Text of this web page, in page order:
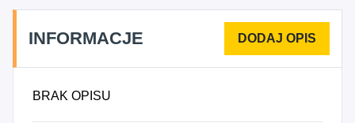
INFORMACJE
BRAK OPISU